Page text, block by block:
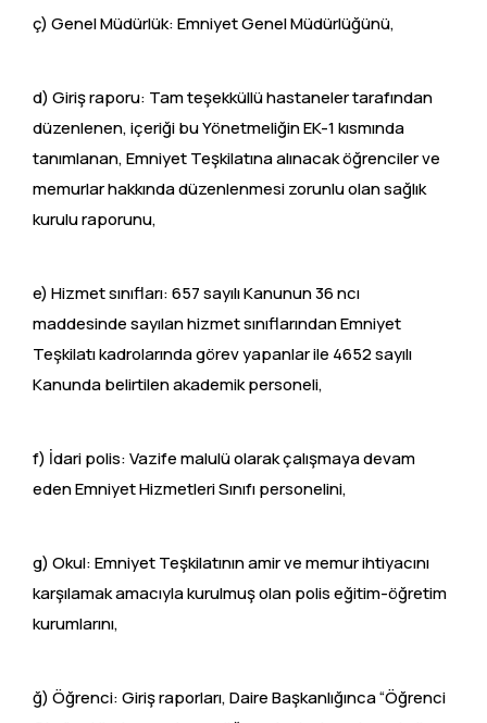
ç) Genel Müdürlük: Emniyet Genel Müdürlüğünü,
d) Giriş raporu: Tam teşekküllü hastaneler tarafından
düzenlenen, içeriği bu Yönetmeliğin EK-1 kısmında
tanımlanan, Emniyet Teşkilatına alınacak öğrenciler ve
memurlar hakkında düzenlenmesi zorunlu olan sağlık
kurulu raporunu,
e) Hizmet sınıfları: 657 sayılı Kanunun 36 ncı
maddesinde sayılan hizmet sınıflarından Emniyet
Teşkilatı kadrolarında görev yapanlar ile 4652 sayılı
Kanunda belirtilen akademik personeli,
f) İdari polis: Vazife malulü olarak çalışmaya devam
eden Emniyet Hizmetleri Sınıfı personelini,
g) Okul: Emniyet Teşkilatının amir ve memur ihtiyacını
karşılamak amacıyla kurulmuş olan polis eğitim-öğretim
kurumlarını,
ğ) Öğrenci: Giriş raporları, Daire Başkanlığınca “Öğrenci